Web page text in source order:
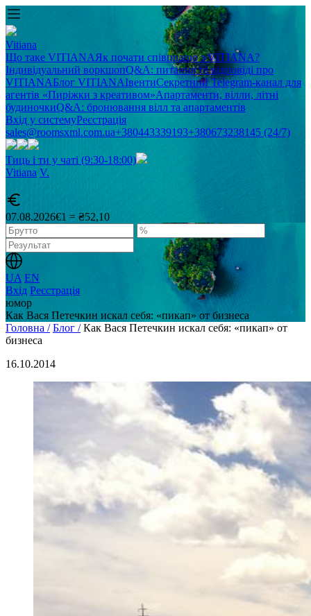
Vitiana
Що таке VITIANAЯк почати співпрацю з VITIANA?
Індивідуальний воркшопQ&A: питання та відповіді про
VITIANAБлог VITIANAІвентиСекретний Telegram-канал для
агентів «Пиріжки з креативом»Апартаменти, вілли, літні
будиночкиQ&A: бронювання вілл та апартаментів
Вхід у системуРеєстрація
sales@roomsxml.com.ua+380443339193+380673238145 (24/7)
Тиць і ти у чаті (9:30-18:00)
Vitiana V.
07.08.2026€1 = ₴52,10
UA EN
Вхід Реєстрація
юмор
Как Вася Петечкин искал себя: «пикап» от бизнеса
Головна / Блог / Как Вася Петечкин искал себя: «пикап» от
бизнеса
16.10.2014